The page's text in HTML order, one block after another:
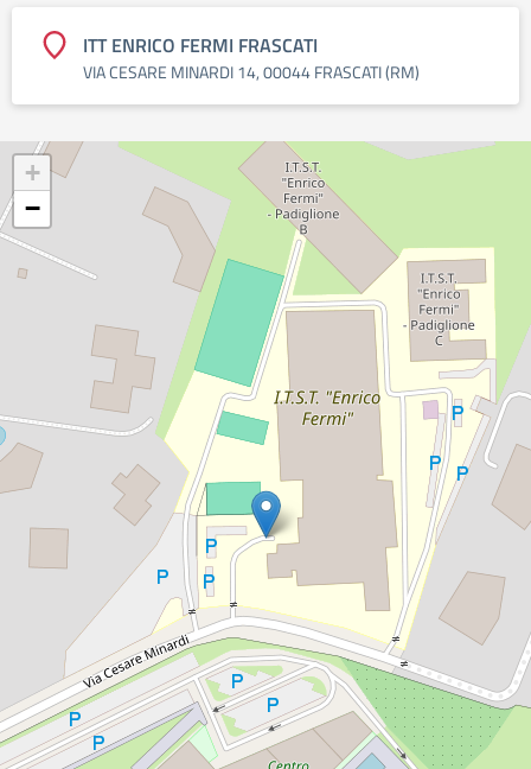
ITT ENRICO FERMI FRASCATI
VIA CESARE MINARDI 14, 00044 FRASCATI (RM)
+
−